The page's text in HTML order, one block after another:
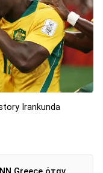
Irankunda